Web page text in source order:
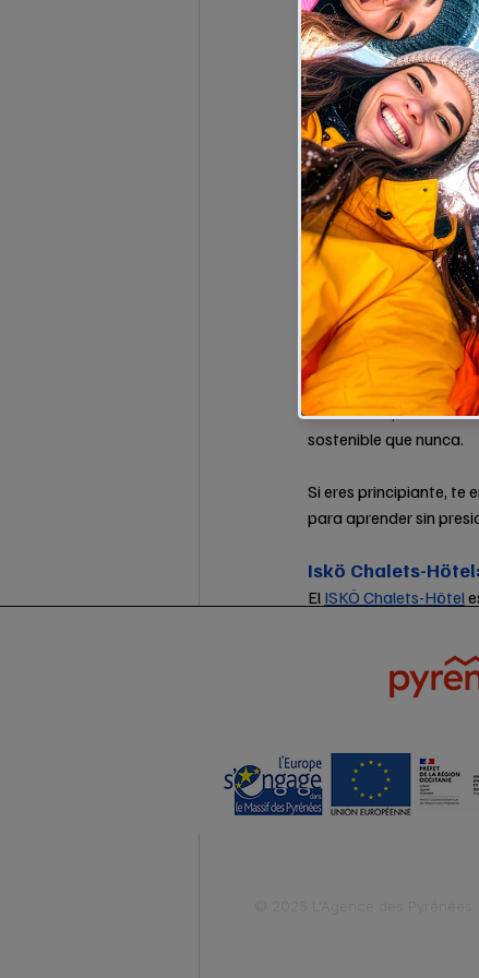
Alojamiento VIP: 1
Situado a un paso de
panorámicas al Circo
Gastronomía de
con la vanguardia, y
Esquí a tope: La
2 personas), para que
niveles.
¿Por qué Gourette
Gourette no es solo
los 2.450 metros,
2025-2026, el Pirineo
sostenible que nunca.
Si eres principiante, te
para aprender sin
Iskö Chalets-
El ISKÖ Chalets-Hötel
disfrutar del calor de
Entradas recientes